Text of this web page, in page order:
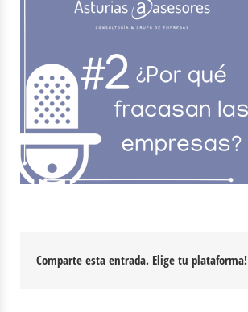
Comparte esta entrada. Elige tu plataforma!